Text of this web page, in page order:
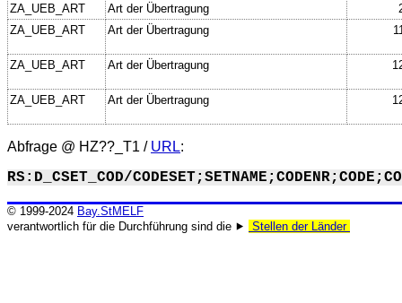
ZA_UEB_ART Art der Übertragung
ZA_UEB_ART
Art der Übertragung
ZA_UEB_ART Art der Übertragung
ZA_UEB_ART Art der Übertragung
Abfrage @ HZ??_T1 / URL:
RS:D_CSET_COD/
© 1999-2024 Bay.StMELF
verantwortlich für die Durchführung sind die ⯈
Stellen der Länder